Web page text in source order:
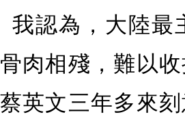
我認為，大陸最
骨肉相殘，難以
蔡英文三年多來